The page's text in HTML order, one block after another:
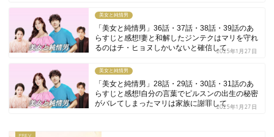
美女と純情男
「美女と純情男」36話・37話・38話・39話のあ
らすじと感想!妻と和解したジンテクはマリを守れ
るのはチ・ヒョヌしかいないと確信して2025年1月27日
美女と純情男
「美女と純情男」28話・29話・30話・31話のあ
らすじと感想!自分の言葉でピルスンの出生の秘密
がバレてしまったマリは家族に謝罪して2025年1月27日